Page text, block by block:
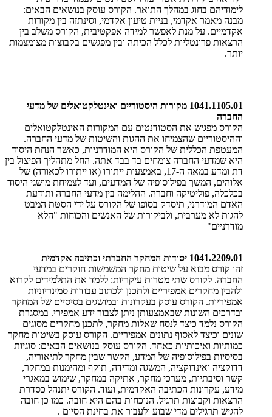
לימודיהם בחוג במהלך התואר. הקורס עוסק בנושאים הבאים:
מבנה מאמר אקדמי, בניית טיעון אקדמי, וסינתזה בין מקורות
אקדמיים. על מנת לאפשר למידה אפקטיבית, הקורס משלב בין
הרצאות פרונטליות לכלל הכיתה ובין מפגשים בקבוצות מצומצמות
יותר.
1041.1105.01 מקורות היסטוריים ואינטלקטואלים של מדעי
החברה
הקורס מפגיש את הסטודנטים עם המקורות האינטלקטואלים
וההיסטוריים שהצמיחו את ההגות והשיטות של מדעי החברה.
המעטפת הכללית של הקורס היא המודרניות, כאשר הנחת היסוד
היא שמדעי החברה צומחים בד בבד אתה. החל מתהליך הפיצול בין
דת ומדע במאה ה-17, באמצעות ייתורו (או ייתורו לכאורה) של
אלוהים, המשך בפילוסופיה של המדעים, ועד לצמיחת מושגי היסוד
בכלכלה, פוליטיקה וחברה. ההלימה בין מדעי החברה ותודעת
האדם המודרני, תיסדק בסופו של הקורס על ידי הסטת המבט
להגות לא מערבית, ולביקורות של האנשים והכוחות "הלא
מודרניים"
1041.2209.01 יסודות המחקר החברתי וכתיבה אקדמית
זהו קורס מבוא על שיטות מחקר המשמשות חוקרים במדעי
החברה. לקורס שתי מטרות עיקריות: ללמד את התלמידים לקרוא
ולהבין מחקרים אמפיריים ולתכנן ולכתוב עבודות סמינריוניות
אמפיריות. הקורס עוסק בעקרונות ובמושגים בסיסיים של המחקר
ובדרכים השונות שבאמצעותן ניתן לצבור ידע אמפירי. במסגרת
הקורס נלמד כיצד לנסח שאלות מחקר, לתכנן מחקרים מסוגים
שונים וכיצד לאסוף נתונים אמפיריים. הקורס עוסק בשיטות מחקר
כמותיות ואיכותיות כאחד. הקורס עוסק בנושאים הבאים: סוגיות
בסיסיות בפילוסופיה של המדע, הקשר שבין מחקר לתיאוריה,
דדוקציה ואינדוקציה, המשגה ומדידה, תוקף ומהימנות במחקר,
קשר וסיבתיות, מערכי מחקר, אתיקה במחקר, שימוש במאגרי
מידע, עקרונות הכתיבה האקדמית, ועוד. הקורס יתנהל כסדרת
הרצאות וקבוצות תרגיל. הנוכחות בהם היא חובה. כמו כן חובה
להגיש תרגילים מדי שבוע ולעבור את בחינת הסיום .